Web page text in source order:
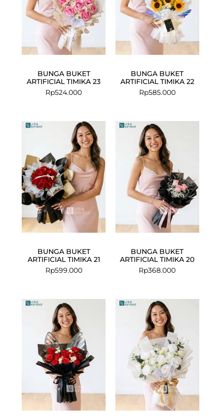
BUNGA BUKET
ARTIFICIAL TIMIKA 23
Rp524.000
BUNGA BUKET
ARTIFICIAL TIMIKA 22
Rp585.000
BUNGA BUKET
ARTIFICIAL TIMIKA 21
Rp599.000
BUNGA BUKET
ARTIFICIAL TIMIKA 20
Rp368.000